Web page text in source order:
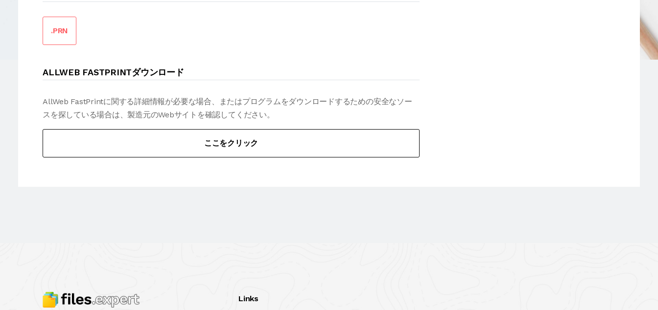
.PRN
ALLWEB FASTPRINTダウンロード
AllWeb FastPrintに関する詳細情報が必要な場合、またはプログラムをダウンロードするための安全なソー
スを探している場合は、製造元のWebサイトを確認してください。
ここをクリック
Links